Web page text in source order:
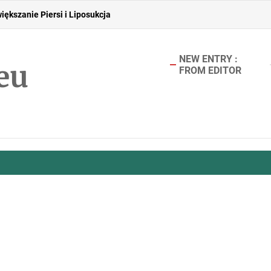
Piersi i Liposukcja
Rozwiązanie dla Osób Poszukujących Stylu i Pewności Siebie
Piersi i Liposukcja
NEW ENTRY :
FROM EDITOR